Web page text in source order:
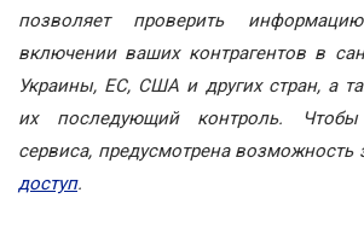
позволяет проверить
включении ваших контрагентов в
Украины, ЕС, США и других стран, а
их последующий контроль. Чтобы
сервиса, предусмотрена возможность
доступ.